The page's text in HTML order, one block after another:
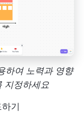
하여 노력과 영향
지정하세요
기